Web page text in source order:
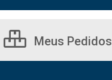
Meus Pedidos